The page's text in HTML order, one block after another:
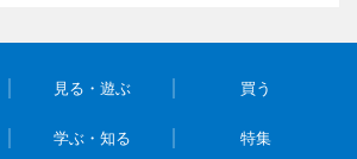
見る・遊ぶ 買う
学ぶ・知る 特集